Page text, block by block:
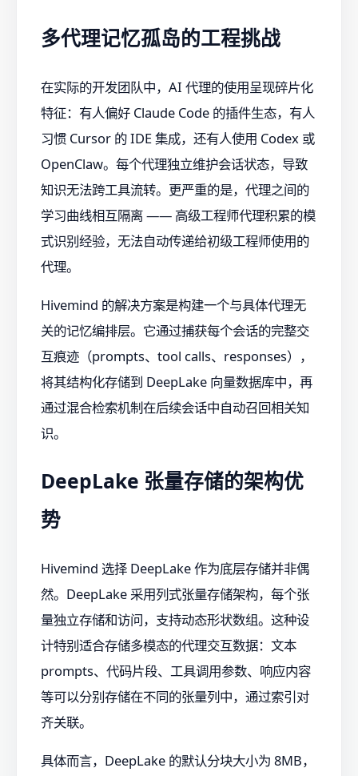
多代理记忆孤岛的工程挑战
在实际的开发团队中，AI 代理的使用呈现碎片化
特征：有人偏好 Claude Code 的插件生态，有人
习惯 Cursor 的 IDE 集成，还有人使用 Codex 或
OpenClaw。每个代理独立维护会话状态，导致
知识无法跨工具流转。更严重的是，代理之间的
学习曲线相互隔离 —— 高级工程师代理积累的模
式识别经验，无法自动传递给初级工程师使用的
代理。
Hivemind 的解决方案是构建一个与具体代理无
关的记忆编排层。它通过捕获每个会话的完整交
互痕迹（prompts、tool calls、responses），
将其结构化存储到 DeepLake 向量数据库中，再
通过混合检索机制在后续会话中自动召回相关知
识。
DeepLake 张量存储的架构优
势
Hivemind 选择 DeepLake 作为底层存储并非偶
然。DeepLake 采用列式张量存储架构，每个张
量独立存储和访问，支持动态形状数组。这种设
计特别适合存储多模态的代理交互数据：文本
prompts、代码片段、工具调用参数、响应内容
等可以分别存储在不同的张量列中，通过索引对
齐关联。
具体而言，DeepLake 的默认分块大小为 8MB，